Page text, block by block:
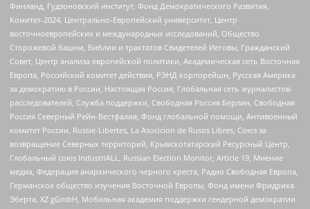
Финланд, Гудзоновский институт, Фонд Демократического Развития,
Комитет-2024, Центрально-Европейский университет, Центр
восточноевропейских и международных исследований, Общество
Сторожевой башни, Библии и трактатов Свидетелей Иеговы, Гражданский
Совет, Центр анализа европейской политики, Академическая сеть Восточная
Европа, Российский комитет действия, РЭНД корпорейшн, Русская Америка
за демократию в России, Настоящая Россия, Глобальная сеть журналистов-
расследователей, Служба поддержки, Свободная Россия Берлин, Свободная
Россия Северный Рейн-Вестфалия, Фонд глобальной помощи, Антивоенный
комитет России, Russie-Libertes, La Asocicion de Rusos Libres, Союз за
возвращение Северных территорий, Крымскотатарский Ресурсный Центр,
Глобальный союз IndustriALL, Russian Election Monitor, Article 19, Мнение
медиа, Федерация анархического черного креста, Радио Свободная Европа,
Германское общество изучения Восточной Европы, Фонд имени Фридриха
Эберта, XZ gGmbH, Мобильная академия поддержки гендерной демократии